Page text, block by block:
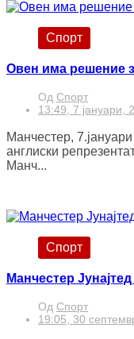
Спорт
Овен има решение
Од Спорт
13:49, 7 јануари,
Манчестер,
англиски
Манч...
Спорт
Манчестер
Од Спорт
19:05, 30